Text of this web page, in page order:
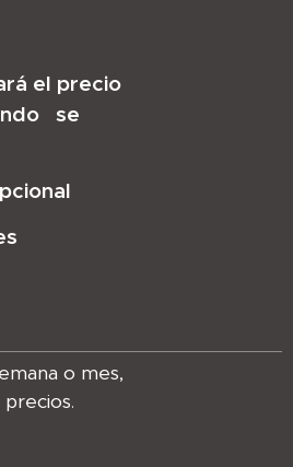
el precio
se
o mes,
precios.